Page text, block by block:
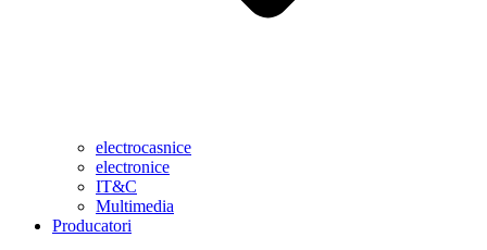
electrocasnice
electronice
IT&C
Multimedia
Producatori